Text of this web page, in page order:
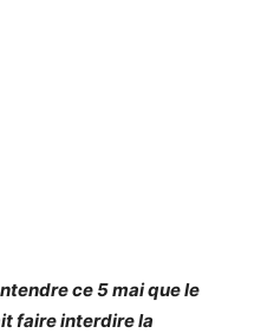
ce 5 mai que le
faire interdire la